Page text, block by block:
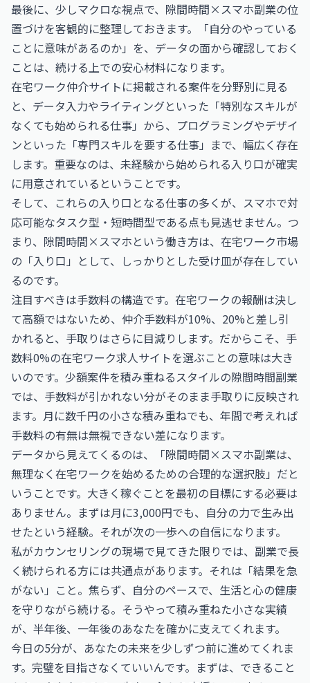
最後に、少しマクロな視点で、隙間時間×スマホ副業の位
置づけを客観的に整理しておきます。「自分のやっている
ことに意味があるのか」を、データの面から確認しておく
ことは、続ける上での安心材料になります。
在宅ワーク仲介サイトに掲載される案件を分野別に見る
と、データ入力やライティングといった「特別なスキルが
なくても始められる仕事」から、プログラミングやデザイ
ンといった「専門スキルを要する仕事」まで、幅広く存在
します。重要なのは、未経験から始められる入り口が確実
に用意されているということです。
そして、これらの入り口となる仕事の多くが、スマホで対
応可能なタスク型・短時間型である点も見逃せません。つ
まり、隙間時間×スマホという働き方は、在宅ワーク市場
の「入り口」として、しっかりとした受け皿が存在してい
るのです。
注目すべきは手数料の構造です。在宅ワークの報酬は決し
て高額ではないため、仲介手数料が10%、20%と差し引
かれると、手取りはさらに目減りします。だからこそ、手
数料0%の在宅ワーク求人サイトを選ぶことの意味は大き
いのです。少額案件を積み重ねるスタイルの隙間時間副業
では、手数料が引かれない分がそのまま手取りに反映され
ます。月に数千円の小さな積み重ねでも、年間で考えれば
手数料の有無は無視できない差になります。
データから見えてくるのは、「隙間時間×スマホ副業は、
無理なく在宅ワークを始めるための合理的な選択肢」だと
いうことです。大きく稼ぐことを最初の目標にする必要は
ありません。まずは月に3,000円でも、自分の力で生み出
せたという経験。それが次の一歩への自信になります。
私がカウンセリングの現場で見てきた限りでは、副業で長
く続けられる方には共通点があります。それは「結果を急
がない」こと。焦らず、自分のペースで、生活と心の健康
を守りながら続ける。そうやって積み重ねた小さな実績
が、半年後、一年後のあなたを確かに支えてくれます。
今日の5分が、あなたの未来を少しずつ前に進めてくれま
す。完璧を目指さなくていいんです。まずは、できること